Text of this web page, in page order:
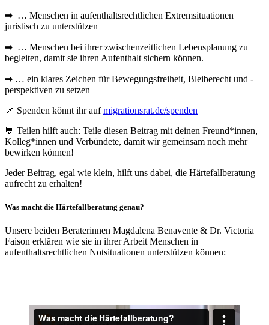
➡ … Menschen in aufenthaltsrechtlichen Extremsituationen
juristisch zu unterstützen
➡ … Menschen bei ihrer zwischenzeitlichen Lebensplanung zu
begleiten, damit sie ihren Aufenthalt sichern können.
➡ … ein klares Zeichen für Bewegungsfreiheit, Bleiberecht und -
perspektiven zu setzen
📌 Spenden könnt ihr aufmigrationsrat.de/spenden
💬 Teilen hilft auch: Teile diesen Beitrag mit deinen Freund*innen,
Kolleg*innen und Verbündete, damit wir gemeinsam noch mehr
bewirken können!
Jeder Beitrag, egal wie klein, hilft uns dabei, die Härtefallberatung
aufrecht zu erhalten!
Was macht die Härtefallberatung genau?
Unsere beiden Beraterinnen Magdalena Benavente & Dr. Victoria
Faison erklären wie sie in ihrer Arbeit Menschen in
aufenthaltsrechtlichen Notsituationen unterstützen können: